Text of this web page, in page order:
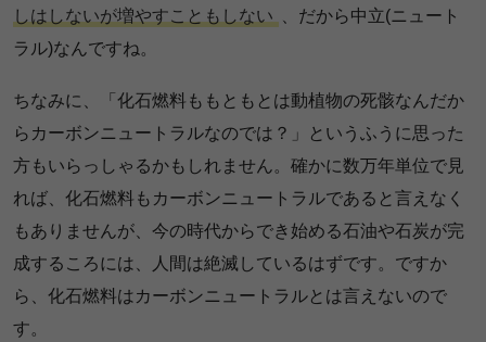
しはしないが増やすこともしない
、だから中立(ニュート
ラル)なんですね。
ちなみに、「化石燃料ももともとは動植物の死骸なんだか
らカーボンニュートラルなのでは？」というふうに思った
方もいらっしゃるかもしれません。確かに数万年単位で見
れば、化石燃料もカーボンニュートラルであると言えなく
もありませんが、今の時代からでき始める石油や石炭が完
成するころには、人間は絶滅しているはずです。ですか
ら、化石燃料はカーボンニュートラルとは言えないので
す。